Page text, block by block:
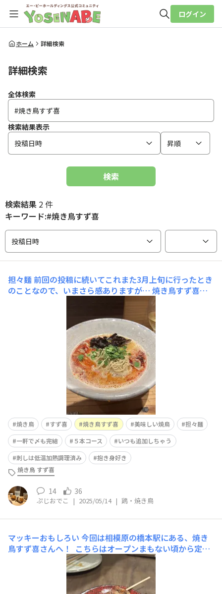
全体検索
ログイン
ホーム 詳細検索
詳細検索
全体検索
検索結果表示
投稿日時
昇順
検索
検索結果 2 件
キーワード:#焼き鳥すず喜
投稿日時
担々麺前回の投稿に続いてこれまた3月上旬に行ったとき
のことなので、いまさら感ありますが… 焼き鳥すず喜さ
んで初の担々麺をいただきました🍜 こってりめでそこま
で辛くない美味しいスープにネギがアクセントできくらげ
もいい仕事をしています！麺は細麺で追いすりゴマもでき
焼き鳥 すず喜 焼き鳥すず喜 美味しい焼鳥
担々麺
一軒で〆も完結
５本コース
いつも追加しちゃう
刺しは低温加熱調理済み
抱き身好き
焼き鳥 すず喜
14 36
ぷじおでこ | 2025/05/14 | 鶏・焼き鳥
マッキーおもしろい 今回は相模原の橋本駅にある、焼き
鳥すず喜さんへ！ こちらはオープンまもない頃から定期
的に通わせていただいてます🐔 一本一本じっくり丁寧に
焼く焼鳥が美味しい！ スタイル的には以前投稿した八王